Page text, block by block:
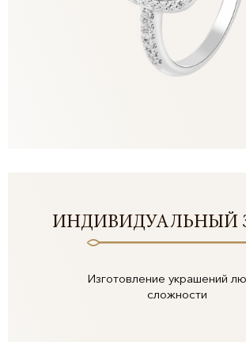
ИНДИВИДУАЛЬНЫЙ
Изготовление украшений
сложности